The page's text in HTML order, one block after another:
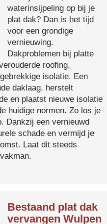
waterinsijpeling op bij je
plat dak? Dan is het tijd
voor een grondige
vernieuwing.
Dakproblemen bij platte
roofing,
isolatie. Een
daklaag, herstelt
en plaatst nieuwe isolatie
huidige normen. Zo los je
Dankzij een vernieuwd
schade en vermijd je
Laat dit steeds
Bestaand plat dak
vervangen Wulpen